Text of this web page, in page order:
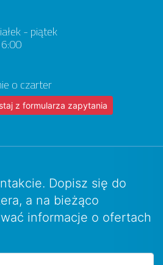
- piątek
o czarter
z formularza zapytania
Dopisz się do
a na bieżąco
informacje o ofertach